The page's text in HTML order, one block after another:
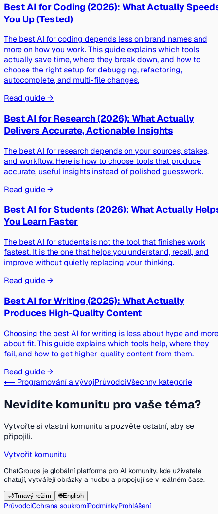
Best AI for Coding (2026): What Actually
You Up (Tested)
The best AI for coding depends less on brand names and
more on how you work. This guide explains which tools
actually save time, where they break down, and how to
choose the right setup for debugging, refactoring,
autocomplete, and multi-file changes.
Read guide →
Best AI for Research (2026): What Actually
Delivers Accurate, Actionable Insights
The best AI for research depends on your sources, stakes,
and workflow. Here is how to choose tools that produce
accurate, useful insights instead of polished guesswork.
Read guide →
Best AI for Students (2026): What Actually
You Learn Faster
The best AI for students is not the tool that finishes work
fastest. It is the one that helps you understand, recall, and
improve without quietly replacing your thinking.
Read guide →
Best AI for Writing (2026): What Actually
Produces High-Quality Content
Choosing the best AI for writing is less about hype and more
about fit. This guide explains which tools help, where they
fail, and how to get higher-quality content from them.
Read guide →
⟵ Programování a vývojPrůvodciVšechny kategorie
Nevidíte komunitu pro vaše téma?
Vytvořte si vlastní komunitu a pozvěte ostatní, aby se
připojili.
Vytvořit komunitu
ChatGroups je globální platforma pro AI komunity, kde uživatelé
chatují, vytvářejí obrázky a hudbu a propojují se v reálném čase.
🌙Tmavý režim 🌐English
PrůvodciOchrana soukromíPodmínkyProhlášení